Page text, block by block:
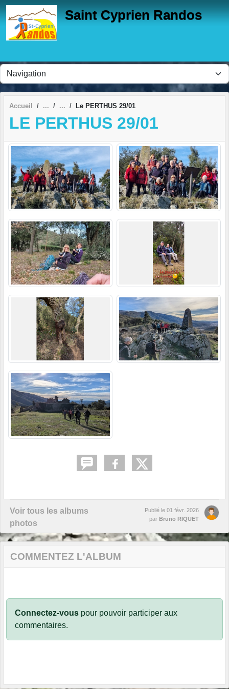
Saint Cyprien Randos
Accueil Le PERTHUS 29/01
LE PERTHUS 29/01
Voir tous les albums
photos
Publié le 01 févr. 2026
par Bruno RIQUET
COMMENTEZ L'ALBUM
Connectez-vous pour pouvoir participer aux
commentaires.
Panneau de gestion des cookies